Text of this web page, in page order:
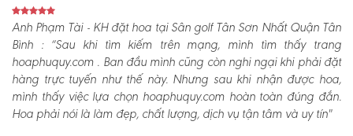
Anh Phạm Tài - KH đặt hoa tại Sân golf Tân Sơn Nhất Quận Tân
Bình :“Sau khi tìm kiếm trên mạng, mình tìm thấy trang
hoaphuquy.com . Ban đầu mình cũng còn nghi ngại khi phải đặt
hàng trực tuyến như thế này. Nhưng sau khi nhận được hoa,
mình thấy việc lựa chọn hoaphuquy.com hoàn toàn đúng đắn.
Hoa phải nói là làm đẹp, chất lượng, dịch vụ tận tâm và uy tín"